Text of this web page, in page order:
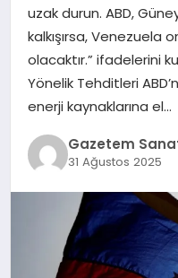
DÜNYA
EĞITIM
uzak durun. ABD,
kalkışırsa, Venezuela
olacaktır.” ifadelerini
Yönelik Tehditleri
enerji kaynaklarına el…
Gazetem
31 Ağustos 2025